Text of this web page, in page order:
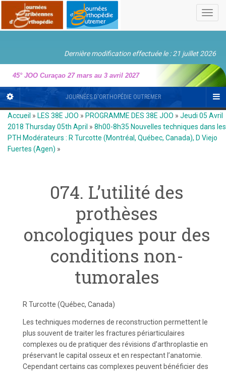
Dernière modification effectuée le : 21 juillet 2026
45° JOO Curaçao 27 mars au 3 avril 2027
JOURNÉES D'ORTHOPÉDIE OUTREMER
Accueil » LES 38E JOO » PROGRAMME DES 38E JOO » Jeudi 05 Avril
2018 Thursday 05th April » 8h00-8h35 Nouvelles techniques dans les
PTH Modérateurs : R Turcotte (Montréal, Québec, Canada), D Viejo
Fuertes (Agen) »
074. L’utilité des
prothèses
oncologiques pour des
conditions non-
tumorales
R Turcotte (Québec, Canada)
Les techniques modernes de reconstruction permettent le
plus souvent de traiter les fractures périarticulaires
complexes ou de pratiquer des révisions d’arthroplastie en
préservant le capital osseux et en respectant l’anatomie.
Cependant certains cas complexes peuvent bénéficier des